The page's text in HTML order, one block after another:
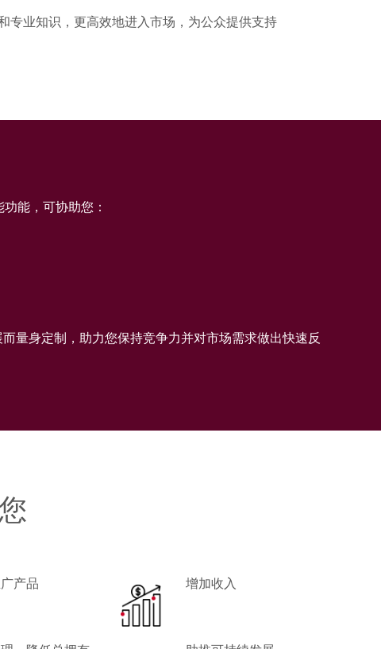
专业知识，更高效地进入市场，为公众提供支持
能，可协助您：
量身定制，助力您保持竞争力并对市场需求做出快速反
产品 增加收入